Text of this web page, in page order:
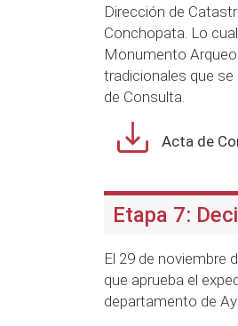
Dirección de
Conchopata. Lo
Monumento
tradicionales que
de Consulta.
Acta de
Etapa 7:
El 29 de noviembre
que aprueba el
departamento de